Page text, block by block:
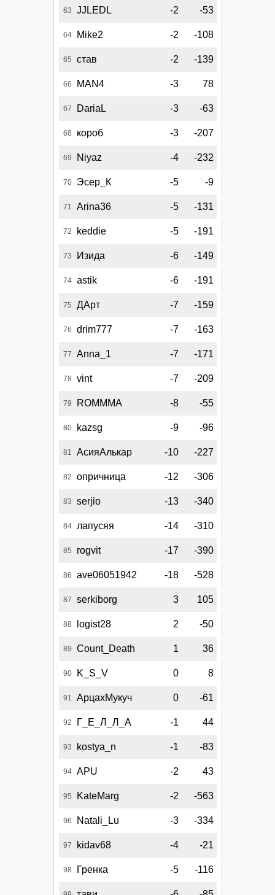
63 JJLEDL -2 -53
64 Mike2 -2 -108
65 став -2 -139
66 MAN4 -3 78
67 DariaL -3 -63
68 короб -3 -207
69 Niyaz -4 -232
70 Эсер_К -5 -9
71 Arina36 -5 -131
72 keddie -5 -191
73 Изида -6 -149
74 astik -6 -191
75 ДАрт -7 -159
76 drim777 -7 -163
77 Anna_1 -7 -171
78 vint -7 -209
79 ROMMMA -8 -55
80 kazsg -9 -96
81 АсияАлькар -10 -227
82 опричница -12 -306
83 serjio -13 -340
84 лапусяя -14 -310
85 rogvit -17 -390
86 ave06051942 -18 -528
87 serkiborg 3 105
88 logist28 2 -50
89 Count_Death 1 36
90 K_S_V 0 8
91 АрцахМукуч 0 -61
92 Г_Е_Л_Л_А -1 44
93 kostya_n -1 -83
94 APU -2 43
95 KateMarg -2 -563
96 Natali_Lu -3 -334
97 kidav68 -4 -21
98 Гренка -5 -116